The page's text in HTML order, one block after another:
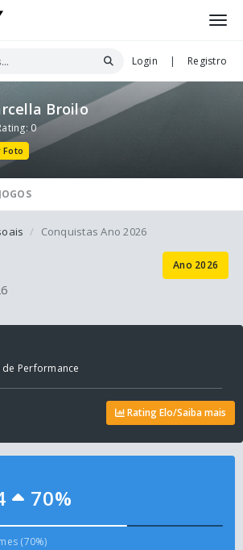
Login | Registro
Broilo
0
Foto
JOGOS
Conquistas Ano 2026
Ano 2026
Performance
Rating Elo/Saiba mais
70%
(70%)